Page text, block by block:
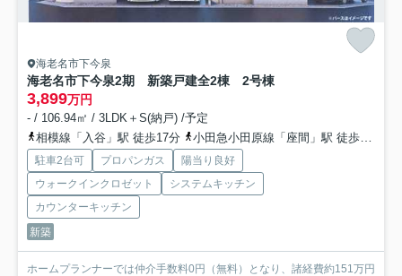
海老名市下今泉
海老名市下今泉2期 新築戸建全2棟 2号棟
3,899万円
- / 106.94㎡ / 3LDK＋S(納戸) /予定
相模線「入谷」駅 徒歩17分
小田急小田原線「座間」駅 徒歩23分
駐車2台可 プロパンガス
陽当り良好
ウォークインクロゼット
システムキッチン
カウンターキッチン
新築
ホームプランナーでは仲介手数料0円（無料）となり、諸経費約151万円